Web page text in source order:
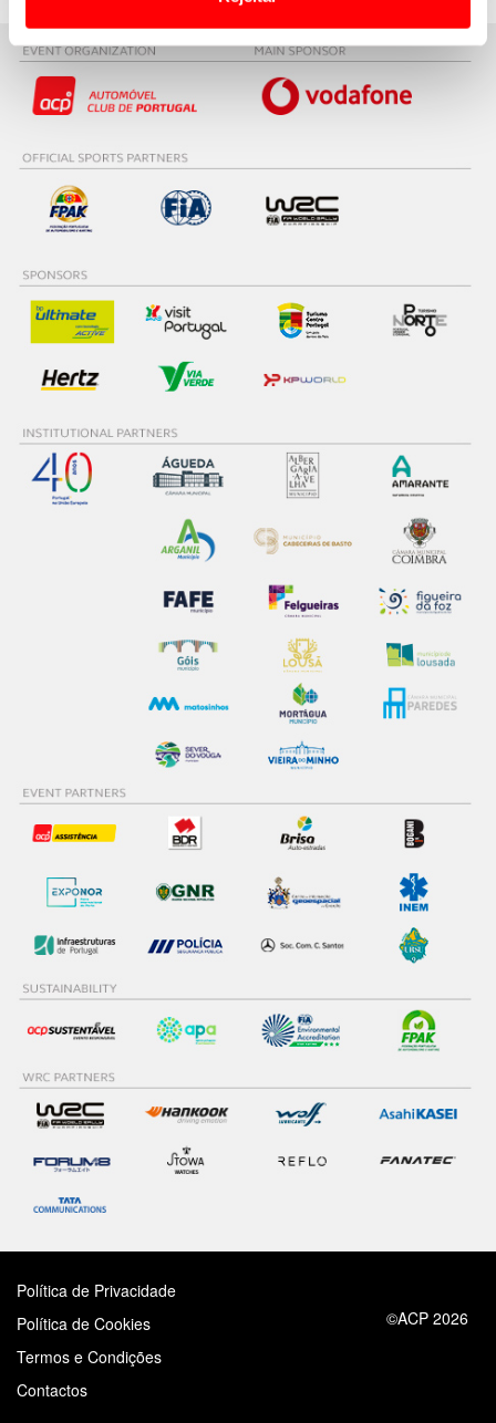
personalizar conteúdos e anúncios, para lhe proporcionar
funcionalidades de redes sociais, bem como para
analisar dados de navegação no nosso website.
Adicionalmente partilhamos informação, relativa à sua
utilização do nosso site de publicidade e de análise, com
parceiros e organizações na UE e em países terceiros.
O ACP garantirá que as transferências internacionais de
dados pessoais serão realizadas apenas com o seu
consentimento e quando tal se afigure estritamente
tecnologias similares pode ter impacto na sua
experiência de navegação no Website e nos serviços
disponibilizados.
Consulte a política de cookies do site.
Política de Privacidade
Política de Cookies
Termos e Condições
Contactos
©ACP 2026